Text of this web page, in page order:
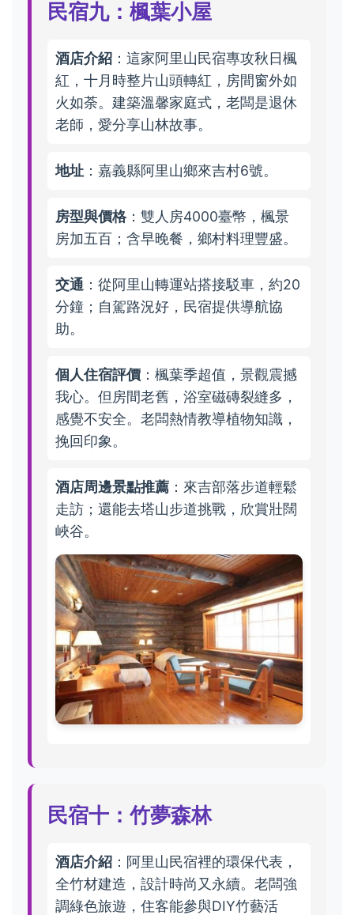
民宿九：楓葉小屋
酒店介紹 ：這家阿里山民宿專攻秋日楓
紅，十月時整片山頭轉紅，房間窗外如
火如荼。建築溫馨家庭式，老闆是退休
老師，愛分享山林故事。
地址 ：嘉義縣阿里山鄉來吉村6號。
房型與價格：雙人房4000臺幣，楓景
房加五百；含早晚餐，鄉村料理豐盛。
交通 ：從阿里山轉運站搭接駁車，約20
分鐘；自駕路況好，民宿提供導航協
助。
個人住宿評價 ：楓葉季超值，景觀震撼
我心。但房間老舊，浴室磁磚裂縫多，
感覺不安全。老闆熱情教導植物知識，
挽回印象。
酒店周邊景點推薦 ：來吉部落步道輕鬆
走訪；還能去塔山步道挑戰，欣賞壯闊
峽谷。
民宿十：竹夢森林
酒店介紹 ：阿里山民宿裡的環保代表，
全竹材建造，設計時尚又永續。老闆強
調綠色旅遊，住客能參與DIY竹藝活